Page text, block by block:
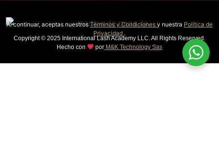
Al continuar, aceptas nuestrosTérminos y Condiciones y nuestra Política de
Privacidad .
Copyright © 2025 International Lash Academy LLC. All Rights Reserved.
Hecho con
porM&K Technology Sas